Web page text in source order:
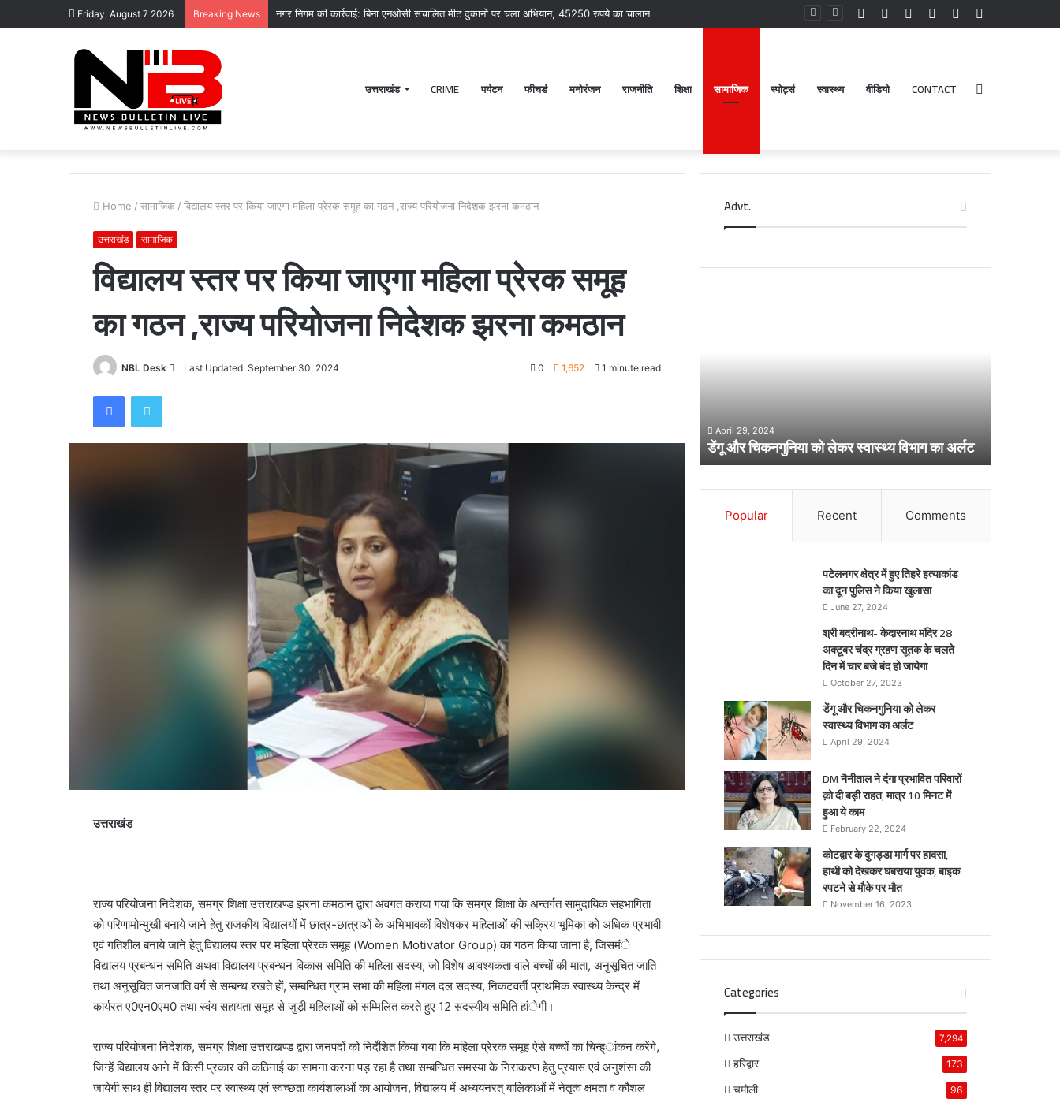
Friday, August 7 2026 Breaking News नगर निगम की कार्रवाई: बिना एनओसी संचालित मीट दुकानों पर चला अभियान, 45250 रुपये का चालान
Random
Log
Instagram
YouTube
Facebook
उत्तराखंड CRIME पर्यटन फीचर्ड मनोरंजन राजनीति शिक्षा सामाजिक स्पोर्ट्स स्वास्थ्य वीडियो CONTACT
Home / सामाजिक / विद्यालय स्तर पर किया जाएगा महिला प्रेरक समूह का गठन ,राज्य परियोजना निदेशक झरना कमठान
उत्तराखंड सामाजिक
विद्यालय स्तर पर किया जाएगा महिला प्रेरक समूह
का गठन ,राज्य परियोजना निदेशक झरना कमठान
NBL Desk
Send
Last Updated: September 30, 2024 0 1,652 1 minute read
FacebookTwitter
उत्तराखंड
राज्य परियोजना निदेशक, समग्र शिक्षा उत्तराखण्ड झरना कमठान द्वारा अवगत कराया गया कि समग्र शिक्षा के अन्तर्गत सामुदायिक सहभागिता
को परिणामोन्मुखी बनाये जाने हेतु राजकीय विद्यालयों में छात्र-छात्राओं के अभिभावकों विशेषकर महिलाओं की सक्रिय भूमिका को अधिक प्रभावी
एवं गतिशील बनाये जाने हेतु विद्यालय स्तर पर महिला प्रेरक समूह (Women Motivator Group) का गठन किया जाना है, जिसमंे
विद्यालय प्रबन्धन समिति अथवा विद्यालय प्रबन्धन विकास समिति की महिला सदस्य, जो विशेष आवश्यकता वाले बच्चों की माता, अनुसूचित जाति
तथा अनुसूचित जनजाति वर्ग से सम्बन्ध रखते हों, सम्बन्धित ग्राम सभा की महिला मंगल दल सदस्य, निकटवर्ती प्राथमिक स्वास्थ्य केन्द्र में
कार्यरत ए0एन0एम0 तथा स्वंय सहायता समूह से जुड़ी महिलाओं को सम्मिलित करते हुए 12 सदस्यीय समिति हांेगी।
राज्य परियोजना निदेशक, समग्र शिक्षा उत्तराखण्ड द्वारा जनपदों को निर्देशित किया गया कि महिला प्रेरक समूह ऐसे बच्चों का चिन्ह्ांकन करेंगे,
जिन्हें विद्यालय आने में किसी प्रकार की कठिनाई का सामना करना पड़ रहा है तथा सम्बन्धित समस्या के निराकरण हेतु प्रयास एवं अनुशंसा की
जायेगी साथ ही विद्यालय स्तर पर स्वास्थ्य एवं स्वच्छता कार्यशालाओं का आयोजन, विद्यालय में अध्ययनरत् बालिकाओं में नेतृत्व क्षमता व कौशल
Advt.
क्षेत्र
में
तिहरे
का
पुलिस
June 27, 2024
पटेलनगर क्षेत्र में हुए तिहरे हत्याकांड का दून पुलिस ने
किया खुलासा
बदरीनाथ-
केदारनाथ
के
चलते
दिन
में
सूतक के चलते दिन में चार बजे बंद हो जायेगा
अर्लटApril 29, 2024
डेंगू और चिकनगुनिया को लेकर स्वास्थ्य विभाग का अर्लट
मात्र
Popular Recent Comments
पटेलनगर क्षेत्र में हुए तिहरे हत्याकांड
का दून पुलिस ने किया खुलासा
June 27, 2024
श्री बदरीनाथ- केदारनाथ मंदिर 28
अक्टूबर चंद्र ग्रहण सूतक के चलते
दिन में चार बजे बंद हो जायेगा
October 27, 2023
डेंगू और चिकनगुनिया को लेकर
स्वास्थ्य विभाग का अर्लट
April 29, 2024
DM नैनीताल ने दंगा प्रभावित परिवारों
क़ो दी बड़ी राहत, मात्र 10 मिनट में
हुआ ये काम
February 22, 2024
कोटद्वार के दुगड्डा मार्ग पर हादसा,
हाथी को देखकर घबराया युवक, बाइक
रपटने से मौके पर मौत
November 16, 2023
Categories
उत्तराखंड 7,294
हरिद्वार 173
चमोली 96